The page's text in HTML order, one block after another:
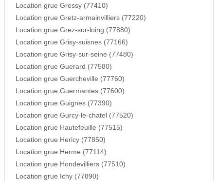
Location grue Gressy (77410)
Location grue Gretz-armainvilliers (77220)
Location grue Grez-sur-loing (77880)
Location grue Grisy-suisnes (77166)
Location grue Grisy-sur-seine (77480)
Location grue Guerard (77580)
Location grue Guercheville (77760)
Location grue Guermantes (77600)
Location grue Guignes (77390)
Location grue Gurcy-le-chatel (77520)
Location grue Hautefeuille (77515)
Location grue Hericy (77850)
Location grue Herme (77114)
Location grue Hondevilliers (77510)
Location grue Ichy (77890)